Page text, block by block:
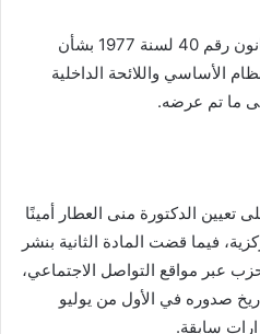
وجاء القرار بعد الاطلاع على القانون رقم 40 لسنة 1977 بشأن
الأساسي واللائحة الداخلية
ما تم عرضه.
تعيين الدكتورة منى العطار أمينًا
فيما قضت المادة الثانية بنشر
عبر مواقع التواصل الاجتماعي،
صدوره في الأول من يوليو